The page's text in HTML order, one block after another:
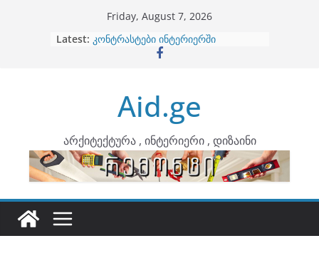
Friday, August 7, 2026
Latest: ბინების გაერთიანება
კონტრასტები ინტერიერში
ინტერიერის დიზიანი
არტემიდი წარმოგიდგენთ
Aid.ge
არქიტექტურა , ინტერიერი , დიზაინი